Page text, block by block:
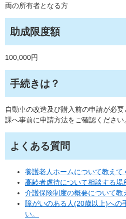
両の所有者となる方
助成限度額
100,000円
手続きは？
自動車の改造及び購入前の申請が必
課へ事前に申請方法をご確認ください
よくある質問
養護老人ホームについて教えて
高齢者虐待について相談する場
介護保険制度の概要について教
障がいのある人(20歳以上)への
い。